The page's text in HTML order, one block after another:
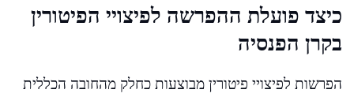
כיצד פועלת ההפרשה לפיצויי הפיטורין
בקרן הפנסיה
הפרשות לפיצויי פיטורין מבוצעות כחלק מהחובה הכללית